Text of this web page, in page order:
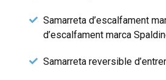
Samarreta d’escalfament
d’escalfament marca
Samarreta reversible